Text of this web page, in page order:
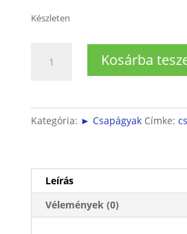
Készleten
2RSR
mennyiség
Kosárba
Kategória: ► Csapágyak Címke:
Leírás
Vélemények (0)